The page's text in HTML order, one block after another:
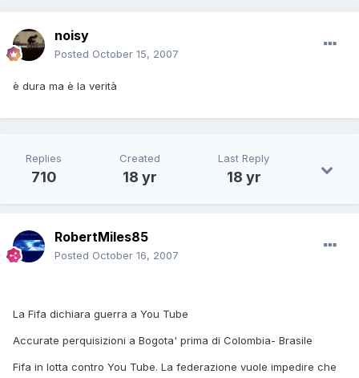
noisy
Posted October 15, 2007
è dura ma è la verità
Replies
710
Created
18 yr
Last Reply
18 yr
RobertMiles85
Posted October 16, 2007
La Fifa dichiara guerra a You Tube
Accurate perquisizioni a Bogota' prima di Colombia- Brasile
Fifa in lotta contro You Tube. La federazione vuole impedire che